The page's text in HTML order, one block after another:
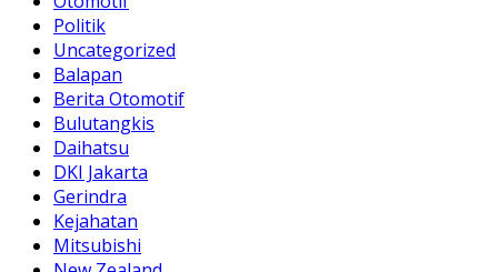
Politik
Uncategorized
Balapan
Berita Otomotif
Bulutangkis
Daihatsu
DKI Jakarta
Gerindra
Kejahatan
Mitsubishi